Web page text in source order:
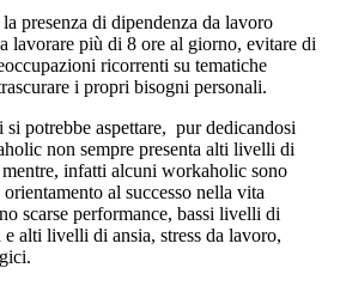
presenza di dipendenza da lavoro
lavorare più di 8 ore al giorno, evitare di
ricorrenti su tematiche
i propri bisogni personali.
potrebbe aspettare, pur dedicandosi
non sempre presenta alti livelli di
infatti alcuni workaholic sono
al successo nella vita
scarse performance, bassi livelli di
alti livelli di ansia, stress da lavoro,